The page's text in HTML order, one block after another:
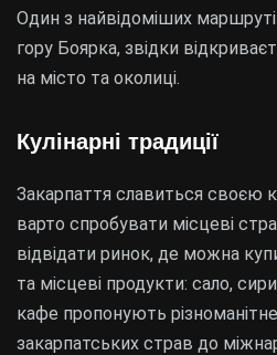
Один з найвідоміших
гору Боярка, звідки
на місто та околиці.
Кулінарні традиції
Закарпаття славиться своєю
варто спробувати місцеві
відвідати ринок, де можна
та місцеві продукти: сало,
кафе пропонують
закарпатських страв до